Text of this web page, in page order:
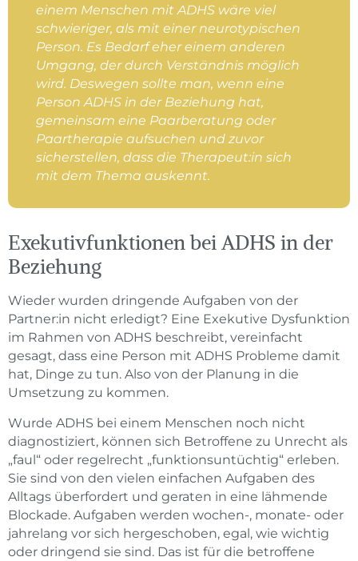
einem Menschen mit ADHS wäre viel
schwieriger, als mit einer neurotypischen
Person. Es Bedarf eher einem anderen
Umgang, der durch Verständnis möglich
wird. Deswegen sollte man, wenn eine
Person ADHS in der Beziehung hat,
gemeinsam eine Paarberatung oder
Paartherapie aufsuchen und zuvor
sicherstellen, dass die Therapeut:in sich
mit dem Thema auskennt.
Exekutivfunktionen bei ADHS in der
Beziehung
Wieder wurden dringende Aufgaben von der
Partner:in nicht erledigt? Eine Exekutive Dysfunktion
im Rahmen von ADHS beschreibt, vereinfacht
gesagt, dass eine Person mit ADHS Probleme damit
hat, Dinge zu tun. Also von der Planung in die
Umsetzung zu kommen.
Wurde ADHS bei einem Menschen noch nicht
diagnostiziert, können sich Betroffene zu Unrecht als
„faul“ oder regelrecht „funktionsuntüchtig“ erleben.
Sie sind von den vielen einfachen Aufgaben des
Alltags überfordert und geraten in eine lähmende
Blockade. Aufgaben werden wochen-, monate- oder
jahrelang vor sich hergeschoben, egal, wie wichtig
oder dringend sie sind. Das ist für die betroffene